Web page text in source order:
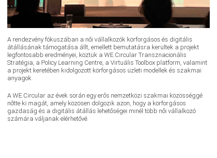
A rendezvény fókuszában a női vállalkozók körforgásos és digitális
átállásának támogatása állt, emellett bemutatásra kerültek a projekt
legfontosabb eredményei, köztük a WE.Circular Transznacionális
Stratégia, a Policy Learning Centre, a Virtuális Toolbox platform, valamint
a projekt keretében kidolgozott körforgásos üzleti modellek és szakmai
anyagok.
A WE.Circular az évek során egy erős nemzetközi szakmai közösséggé
nőtte ki magát, amely közösen dolgozik azon, hogy a körforgásos
gazdaság és a digitális átállás lehetőségei minél több női vállalkozó
számára váljanak elérhetővé.